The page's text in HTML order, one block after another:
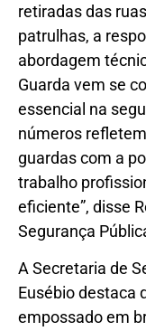
retiradas das
patrulhas, a
abordagem
Guarda vem se
essencial na
números
guardas com a
trabalho
eficiente”, disse
Segurança
A Secretaria de
Eusébio destaca
empossado em